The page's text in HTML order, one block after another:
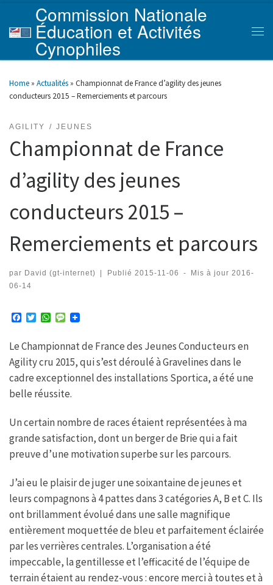
Skip to content
Commission Nationale
Éducation et Activités
Cynophiles
Home » Actualités » Championnat de France d’agility des jeunes
conducteurs 2015 – Remerciements et parcours
AGILITY JEUNES
Championnat de France
d’agility des jeunes
conducteurs 2015 –
Remerciements et parcours
par David (gt-internet) Publié 2015-11-06 - Mis à jour 2016-
06-14
e
b
o
o
T
t
e
r
W
t
A
p
M
s
a
g
e
Le Championnat de France des Jeunes Conducteurs en
Agility cru 2015, qui s’est déroulé à Gravelines dans le
cadre exceptionnel des installations Sportica, a été une
belle réussite.
Un certain nombre de races étaient représentées à ma
grande satisfaction, dont un berger de Brie qui a fait
preuve d’une motivation superbe sur les parcours.
J’ai eu le plaisir de juger une soixantaine de jeunes et
leurs compagnons à 4 pattes dans 3 catégories A, B et C. Ils
ont brillamment évolué dans une salle magnifique
entièrement moquettée de bleu et parfaitement éclairée
par les verrières centrales. L’organisation a été
impeccable, la gentillesse et l’efficacité de l’équipe de
terrain étaient au rendez-vous : encore merci à toutes et à